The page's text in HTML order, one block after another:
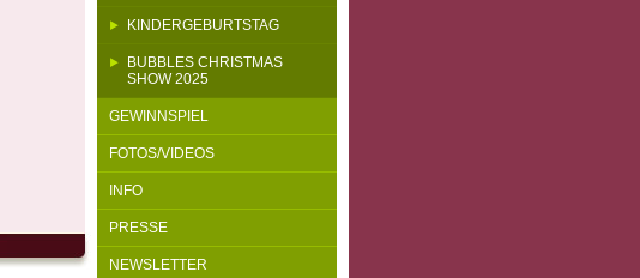
KINDERGEBURTSTAG
BUBBLES CHRISTMAS
SHOW 2025
GEWINNSPIEL
FOTOS/VIDEOS
INFO
PRESSE
NEWSLETTER